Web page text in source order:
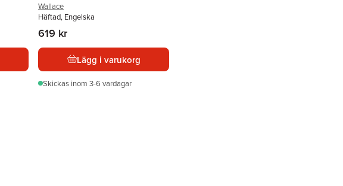
Wallace
Häftad, Engelska
619 kr
Lägg i varukorg
Skickas inom 3-6 vardagar